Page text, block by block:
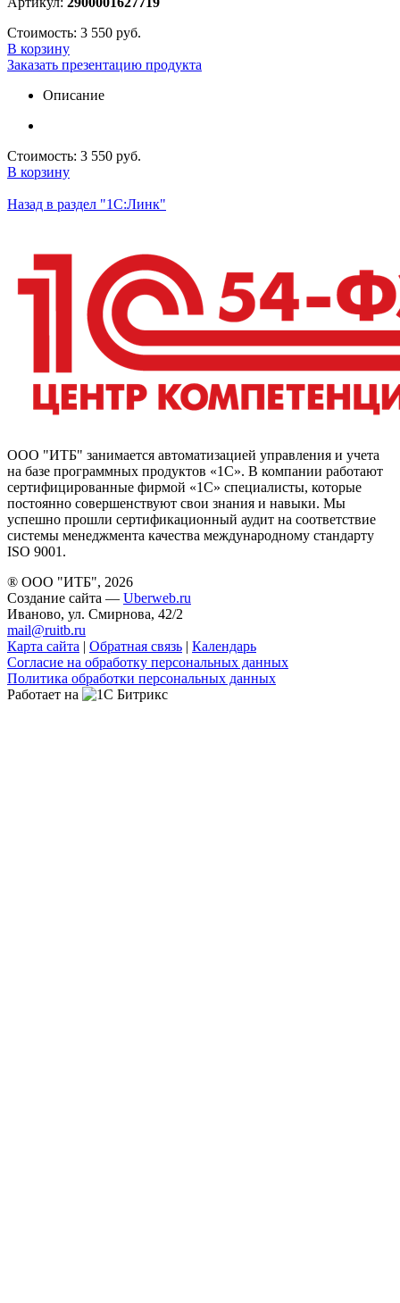
Стоимость: 3 550 руб.
В корзину
Заказать презентацию продукта
Описание
Стоимость: 3 550 руб.
В корзину
Назад в раздел "1С:Линк"
ООО "ИТБ" занимается автоматизацией управления и учета
на базе программных продуктов «1С». В компании работают
сертифицированные фирмой «1С» специалисты, которые
постоянно совершенствуют свои знания и навыки. Мы
успешно прошли сертификационный аудит на соответствие
системы менеджмента качества международному стандарту
ISO 9001.
® ООО "ИТБ", 2026
Создание сайта — Uberweb.ru
Иваново, ул. Смирнова, 42/2
mail@ruitb.ru
Карта сайта | Обратная связь | Календарь
Согласие на обработку персональных данных
Политика обработки персональных данных
Работает на